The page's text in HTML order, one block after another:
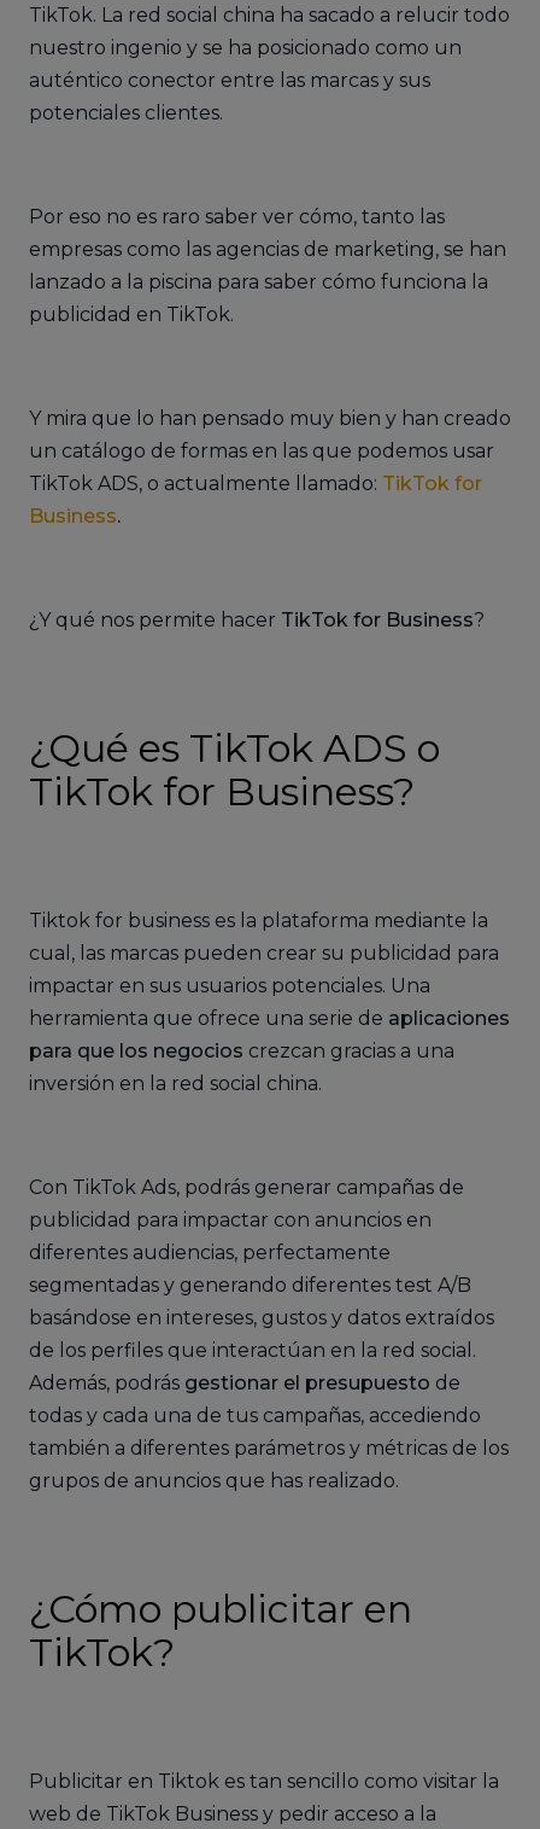
TikTok. La red social china ha sacado a relucir todo
nuestro ingenio y se ha posicionado como un
auténtico conector entre las marcas y sus
potenciales clientes.
Por eso no es raro saber ver cómo, tanto las
empresas como las agencias de marketing, se han
lanzado a la piscina para saber cómo funciona la
publicidad en TikTok.
Y mira que lo han pensado muy bien y han creado
un catálogo de formas en las que podemos usar
TikTok ADS, o actualmente llamado: TikTok for
Business.
¿Y qué nos permite hacer TikTok for Business?
¿Qué es TikTok ADS o
TikTok for Business?
Tiktok for business es la plataforma mediante la
cual, las marcas pueden crear su publicidad para
impactar en sus usuarios potenciales. Una
herramienta que ofrece una serie de aplicaciones
para que los negocios crezcan gracias a una
inversión en la red social china.
Con TikTok Ads, podrás generar campañas de
publicidad para impactar con anuncios en
diferentes audiencias, perfectamente
segmentadas y generando diferentes test A/B
basándose en intereses, gustos y datos extraídos
de los perfiles que interactúan en la red social.
Además, podrás gestionar el presupuesto de
todas y cada una de tus campañas, accediendo
también a diferentes parámetros y métricas de los
grupos de anuncios que has realizado.
¿Cómo publicitar en
TikTok?
Publicitar en Tiktok es tan sencillo como visitar la
web de TikTok Business y pedir acceso a la